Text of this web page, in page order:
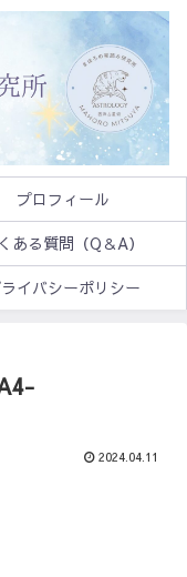
プロフィール
ある質問（Q＆A）
イバシーポリシー
2024.04.11